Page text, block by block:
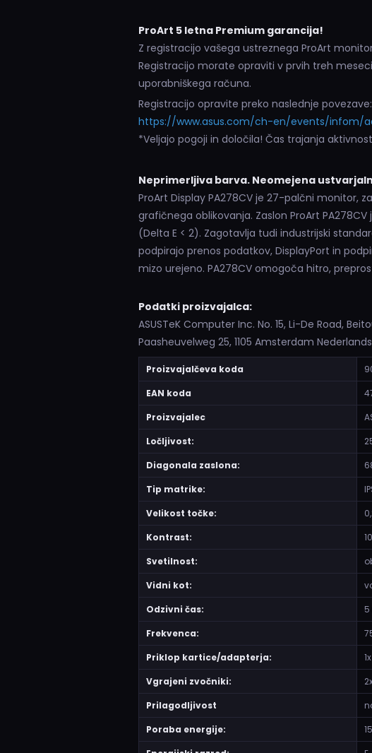
ProArt 5 letna Premium garancija!
Z registracijo vašega ustreznega ProArt
Registracijo morate opraviti v prvih treh
uporabniškega računa.
Registracijo opravite preko naslednje povezave:
https://www.asus.com/ch-en/events/infom/
*Veljajo pogoji in določila! Čas trajanja aktivnosti:
Neprimerljiva barva. Neomejena
ProArt Display PA278CV je 27-palčni monitor,
grafičnega oblikovanja. Zaslon ProArt
(Delta E < 2). Zagotavlja tudi industrijski
podpirajo prenos podatkov, DisplayPort in
mizo urejeno. PA278CV omogoča hitro,
Podatki proizvajalca:
ASUSTeK Computer Inc. No. 15, Li-De Road,
Paasheuvelweg 25, 1105 Amsterdam
Proizvajalčeva koda
EAN koda
Proizvajalec
Ločljivost:
Diagonala zaslona:
Tip matrike:
Velikost točke:
Kontrast:
Svetilnost:
Vidni kot:
Odzivni čas:
Frekvenca:
Priklop kartice/adapterja:
Vgrajeni zvočniki:
Prilagodljivost
Poraba energije: